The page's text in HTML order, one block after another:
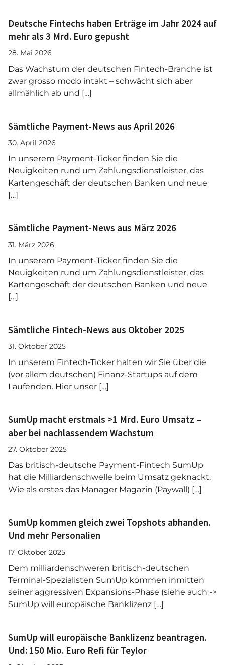
Deutsche Fintechs haben Erträge im Jahr 2024 auf
mehr als 3 Mrd. Euro gepusht
28. Mai 2026
Das Wachstum der deutschen Fintech-Branche ist
zwar grosso modo intakt – schwächt sich aber
allmählich ab und […]
Sämtliche Payment-News aus April 2026
30. April 2026
In unserem Payment-Ticker finden Sie die
Neuigkeiten rund um Zahlungsdienstleister, das
Kartengeschäft der deutschen Banken und neue
[…]
Sämtliche Payment-News aus März 2026
31. März 2026
In unserem Payment-Ticker finden Sie die
Neuigkeiten rund um Zahlungsdienstleister, das
Kartengeschäft der deutschen Banken und neue
[…]
Sämtliche Fintech-News aus Oktober 2025
31. Oktober 2025
In unserem Fintech-Ticker halten wir Sie über die
(vor allem deutschen) Finanz-Startups auf dem
Laufenden. Hier unser […]
SumUp macht erstmals >1 Mrd. Euro Umsatz –
aber bei nachlassendem Wachstum
27. Oktober 2025
Das britisch-deutsche Payment-Fintech SumUp
hat die Milliardenschwelle beim Umsatz geknackt.
Wie als erstes das Manager Magazin (Paywall) […]
SumUp kommen gleich zwei Topshots abhanden.
Und mehr Personalien
17. Oktober 2025
Dem milliardenschweren britisch-deutschen
Terminal-Spezialisten SumUp kommen inmitten
seiner aggressiven Expansions-Phase (siehe auch ->
SumUp will europäische Banklizenz […]
SumUp will europäische Banklizenz beantragen.
Und: 150 Mio. Euro Refi für Teylor